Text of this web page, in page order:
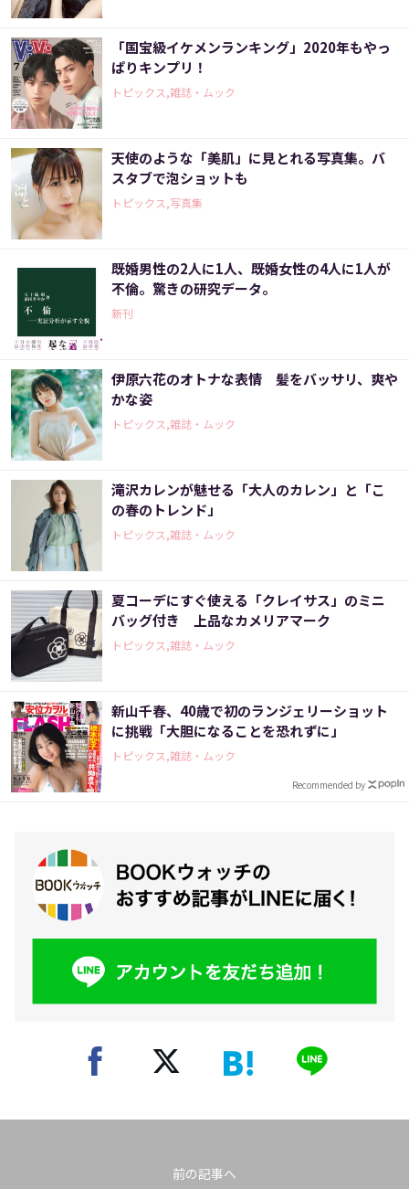
「国宝級イケメンランキング」2020年もやっ
ぱりキンプリ！
トピックス,雑誌・ムック
天使のような「美肌」に見とれる写真集。バ
スタブで泡ショットも
トピックス,写真集
既婚男性の2人に1人、既婚女性の4人に1人が
不倫。驚きの研究データ。
新刊
伊原六花のオトナな表情 髪をバッサリ、爽や
かな姿
トピックス,雑誌・ムック
滝沢カレンが魅せる「大人のカレン」と「こ
の春のトレンド」
トピックス,雑誌・ムック
夏コーデにすぐ使える「クレイサス」のミニ
バッグ付き 上品なカメリアマーク
トピックス,雑誌・ムック
新山千春、40歳で初のランジェリーショット
に挑戦「大胆になることを恐れずに」
トピックス,雑誌・ムック
Recommended by
前の記事へ